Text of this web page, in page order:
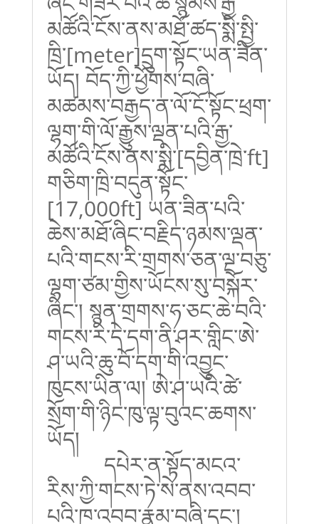
མཚོའི་ངོས་ནས་མཐོ་ཚད་སྨི་སྤྱི་
ཁྲི་[meter]དྲུག་སྟོང་ཡན་ཟིན་
ཡོད། བོད་ཀྱི་ཕྱོགས་བཞི་
མཚམས་བརྒྱད་ན་ལོ་ངོ་སྟོང་ཕྲག་
ལྷག་གི་ལོ་རྒྱུས་ལྡན་པའི་རྒྱ་
མཚོའི་ངོས་ནས་སྨི་[དབྱིན་ཁྲེ་ft]
གཅིག་ཁྲི་བདུན་སྟོང་
[17,000ft] ཡན་ཟིན་པའི་
ཆེས་མཐོ་ཞིང་བརྗིད་ཉམས་ལྡན་
པའི་གངས་རི་གྲགས་ཅན་ལྔ་བཅུ་
ལྷག་ཙམ་གྱིས་ཡོངས་སུ་བསྐོར་
ཞིང༌། སྙན་གྲགས་ཧ་ཅང་ཆེ་བའི་
གངས་རི་དེ་དག་ནི་ཤར་གླིང་ཨེ་
ཤ་ཡའི་ཆུ་བོ་དག་གི་འབྱུང་
ཁུངས་ཡིན་ལ། ཨེ་ཤ་ཡའི་ཚེ་
སྲོག་གི་ཉིང་ཁུ་ལྟ་བུའང་ཆགས་
ཡོད།
དཔེར་ན་སྟོད་མངའ་
རིས་ཀྱི་གངས་ཏེ་སེ་ནས་འབབ་
པའི་ཁ་འབབ་རྣམ་བཞི་དང་།